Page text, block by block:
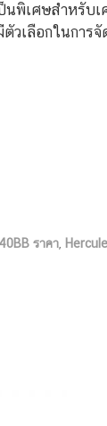
พิเศษสำหรับเ
วเลือกในการจั
ราคา